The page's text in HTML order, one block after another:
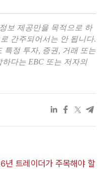
보 제공만을 목적으로 하
간주되어서는 안 됩니다.
특정 투자, 증권, 거래 또는
다는 EBC 또는 저자의
년 트레이더가 주목해야 할